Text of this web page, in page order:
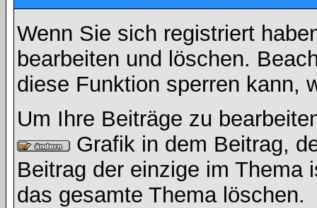
Wenn Sie sich registriert
bearbeiten und löschen.
diese Funktion sperren kann,
Um Ihre Beiträge zu
Grafik in dem Beitrag,
Beitrag der einzige im Thema
das gesamte Thema löschen.